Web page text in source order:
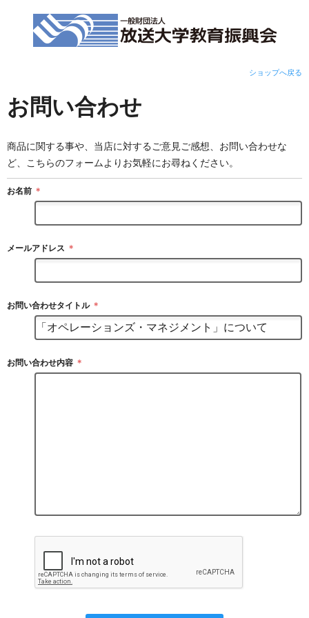
ショップへ戻る
お問い合わせ
商品に関する事や、当店に対するご意見ご感想、お問い合わせな
ど、こちらのフォームよりお気軽にお尋ねください。
お名前 ＊
メールアドレス ＊
お問い合わせタイトル ＊
お問い合わせ内容 ＊